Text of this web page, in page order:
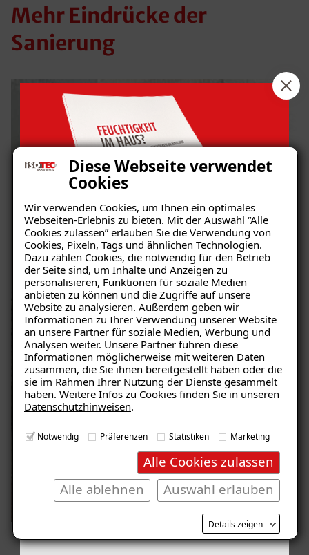
Diese Webseite verwendet
Cookies
Wir verwenden Cookies, um Ihnen ein optimales
Webseiten-Erlebnis zu bieten. Mit der Auswahl “Alle
Cookies zulassen” erlauben Sie die Verwendung von
Cookies, Pixeln, Tags und ähnlichen Technologien.
Dazu zählen Cookies, die notwendig für den Betrieb
der Seite sind, um Inhalte und Anzeigen zu
personalisieren, Funktionen für soziale Medien
anbieten zu können und die Zugriffe auf unsere
Website zu analysieren. Außerdem geben wir
Informationen zu Ihrer Verwendung unserer Website
an unsere Partner für soziale Medien, Werbung und
Analysen weiter. Unsere Partner führen diese
Informationen möglicherweise mit weiteren Daten
zusammen, die Sie ihnen bereitgestellt haben oder die
sie im Rahmen Ihrer Nutzung der Dienste gesammelt
haben. Weitere Infos zu Cookies finden Sie in unseren
Datenschutzhinweisen.
Notwendig Präferenzen Statistiken Marketing
Alle Cookies zulassen
Auswahl erlauben
Alle ablehnen
Details zeigen
Mehr Eindrücke der
Sanierung
Ratgeber „Sofort-Tipps gegen
Feuchtigkeit“
– jetzt kostenlos
herunterladen!
E-Mail eingeben
Kostenlosen Ratgeber anfordern